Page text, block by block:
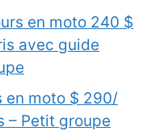
en moto 240 $
avec guide
en moto $ 290/
– Petit groupe